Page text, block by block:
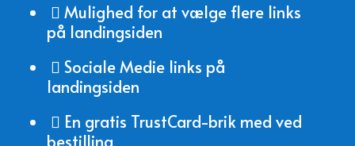
 Mulighed for at vælge flere links
på landingsiden
 Sociale Medie links på
landingsiden
 En gratis TrustCard-brik med ved
bestilling